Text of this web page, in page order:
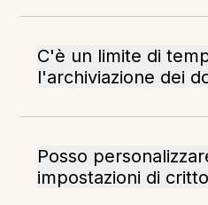
C'è un limite di
l'archiviazione dei
Posso
impostazioni di